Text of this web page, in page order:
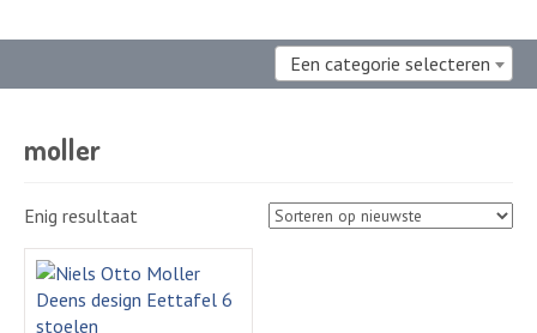
Een categorie selecteren
moller
Enig resultaat